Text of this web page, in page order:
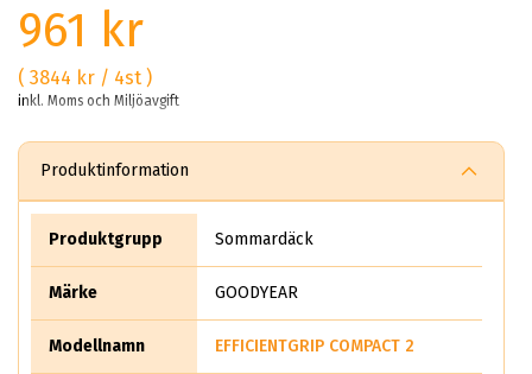
961 kr
( 3844 kr / 4st )
inkl. Moms och Miljöavgift
Produktinformation
Produktgrupp Sommardäck
Märke GOODYEAR
Modellnamn EFFICIENTGRIP COMPACT 2